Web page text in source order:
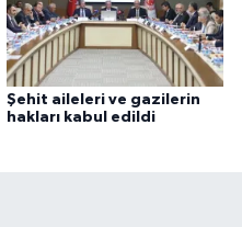
Şehit aileleri ve gazilerin
hakları kabul edildi